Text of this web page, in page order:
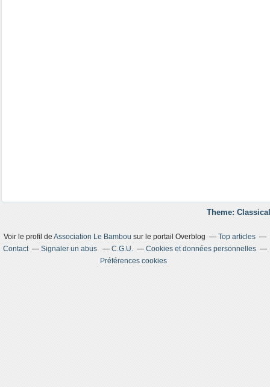
Theme:
Voir le profil de Association Le Bambou sur le portail Overblog
Top articles
Contact
Signaler un abus C.G.U.
Cookies et données personnelles
Préférences cookies